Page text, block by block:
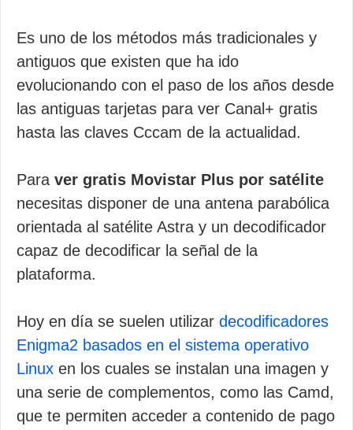
Es uno de los métodos más tradicionales y
antiguos que existen que ha ido
evolucionando con el paso de los años desde
las antiguas tarjetas para ver Canal+ gratis
hasta las claves Cccam de la actualidad.
Para ver gratis Movistar Plus por satélite
necesitas disponer de una antena parabólica
orientada al satélite Astra y un decodificador
capaz de decodificar la señal de la
plataforma.
Hoy en día se suelen utilizar decodificadores
Enigma2 basados en el sistema operativo
Linux en los cuales se instalan una imagen y
una serie de complementos, como las Camd,
que te permiten acceder a contenido de pago